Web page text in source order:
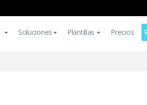
Soluciones Plantillas Precios